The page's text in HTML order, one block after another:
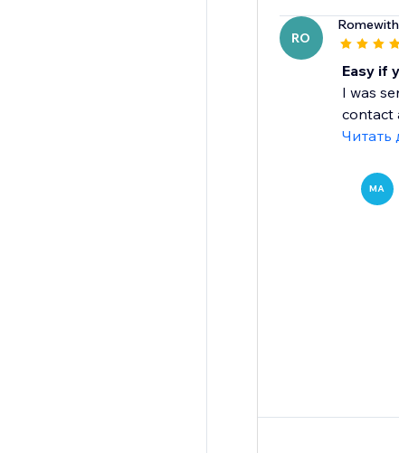
RO
Easy if
I was
contact
Читать
MA